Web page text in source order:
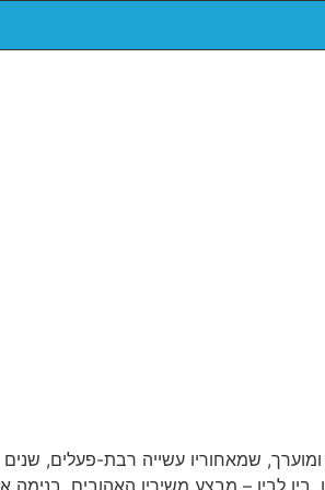
ומוערך, שמאחוריו עשייה רבת-פעלים,
לבין – מבצע משיריו האהובים, בנימה